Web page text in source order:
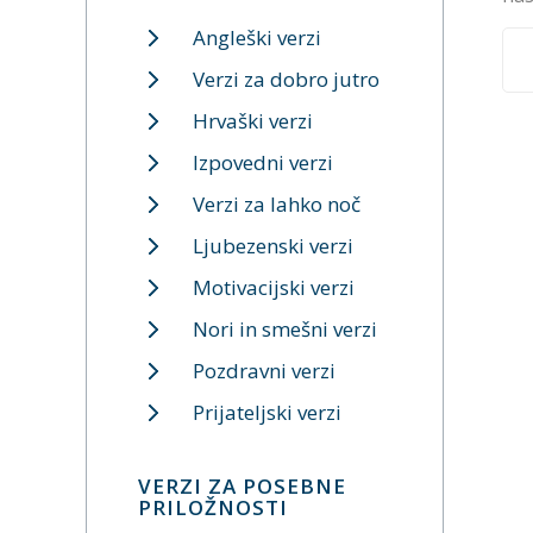
Angleški verzi
Verzi za dobro jutro
Hrvaški verzi
Izpovedni verzi
Verzi za lahko noč
Ljubezenski verzi
Motivacijski verzi
Nori in smešni verzi
Pozdravni verzi
Prijateljski verzi
VERZI ZA POSEBNE
PRILOŽNOSTI